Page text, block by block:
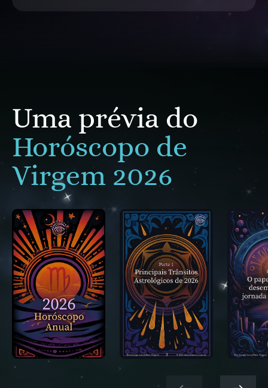
Uma prévia do
Horóscopo de
Virgem 2026